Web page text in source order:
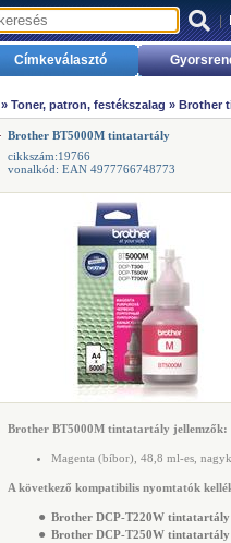
|
Címkeválasztó
» Toner, patron, festékszalag » Brother
Brother BT5000M tintatartály
cikkszám:19766
vonalkód: EAN 4977766748773
Brother BT5000M tintatartály jellemzők:
Magenta (bíbor), 48,8 ml-es,
A következő kompatibilis nyomtatók
● Brother DCP-T220W tintatartály
● Brother DCP-T250W tintatartály